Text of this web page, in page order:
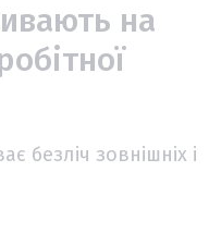
на
безліч зовнішніх і